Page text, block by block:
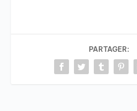
PARTAGER: